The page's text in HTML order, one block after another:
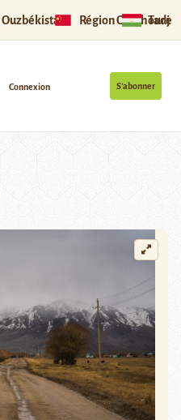
Ouzbékistan Région Ouïghoure
S’abonner
Connexion